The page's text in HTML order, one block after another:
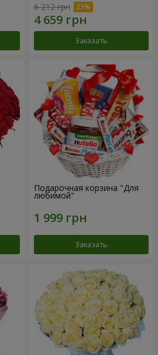
6 212 грн
Заказать
Подарочная корзина "Для
любимой"
Заказать